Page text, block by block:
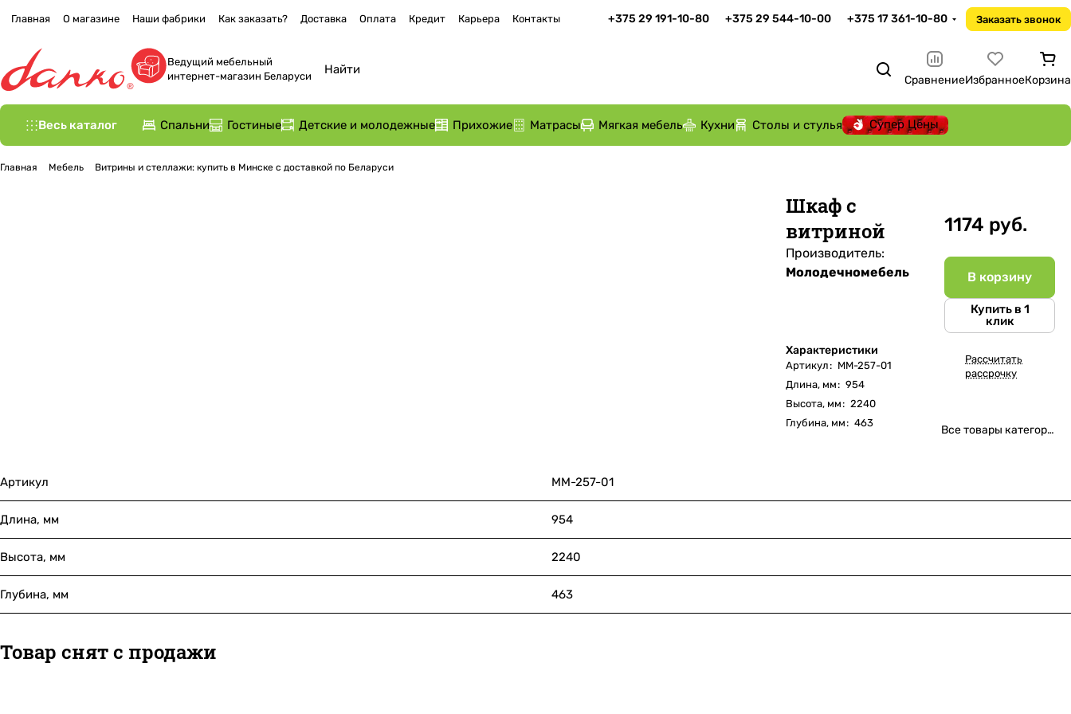
Главная О магазине Наши фабрики Как заказать? Доставка Оплата Кредит Карьера Контакты +375 29 191-10-80 +375 29 544-10-00 +375 17 361-10-80 Заказать звонок
Ведущий мебельный
интернет-магазин Беларуси
СравнениеИзбранноеКорзина
Весь каталог Спальни Гостиные Детские и молодежные Прихожие Матрасы Мягкая мебель Кухни Столы и стулья Супер Цены
Главная Мебель Витрины и стеллажи: купить в Минске с доставкой по Беларуси
Шкаф с
витриной
Производитель:
Молодечномебель
Характеристики
Артикул: ММ-257-01
Длина, мм: 954
Высота, мм: 2240
Глубина, мм: 463
1174 руб.
В корзину
Купить в 1
клик
Рассчитать
рассрочку
Все товары категории
Артикул ММ-257-01
Длина, мм 954
Высота, мм 2240
Глубина, мм 463
Товар снят с продажи